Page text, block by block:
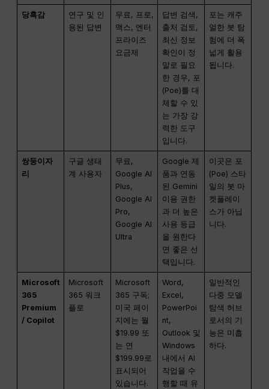
당혹감
연구 및 인
용된 답변
무료, 프로,
맥스, 엔터
프라이즈
요금제
답변 검색,
출처 검토,
최신 정보
확인이 정
말로 필요
한 경우, 포
(Poe)를 대
체할 수 있
는 가장 강
력한 도구
입니다.
포는 캐주
얼한 봇 탐
험에 더 폭
넓게 활용
됩니다.
쌍둥이자
리
구글 생태
계 사용자
무료,
Google AI
Plus,
Google AI
Pro,
Google AI
Ultra
Google 제
품과 연동
된 Gemini
이용 권한
과 더 높은
사용 등급
을 원한다
면 좋은 선
택입니다.
이곳은 포
(Poe) 스타
일의 봇 마
켓플레이
스가 아닙
니다.
Microsoft
365
Premium
/ Copilot
Microsoft
365 워크
플로
Microsoft
365 구독;
미국 페이
지에는 월
$19.99 또
는 연
$199.99로
표시되어
있습니다.
Word,
Excel,
PowerPoi
nt,
Outlook 및
Windows
내에서 AI
작업을 수
행할 때 유
일반적인
다중 모델
탐색 허브
로서의 기
능은 미흡
하다.